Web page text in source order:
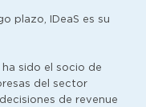
plazo, IDeaS es su
sido el socio de
del sector
de revenue